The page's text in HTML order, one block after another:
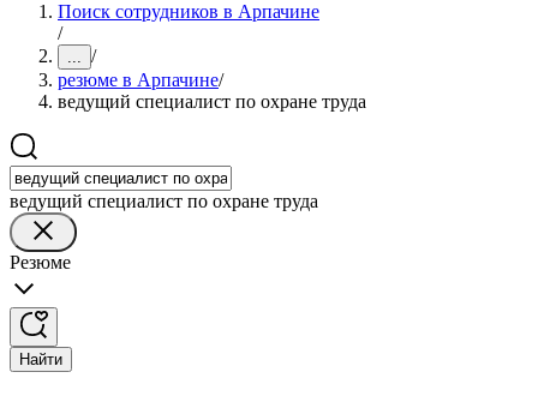
Поиск сотрудников в Арпачине
/
... /
резюме в Арпачине/
ведущий специалист по охране труда
ведущий специалист по охране труда
Резюме
Найти